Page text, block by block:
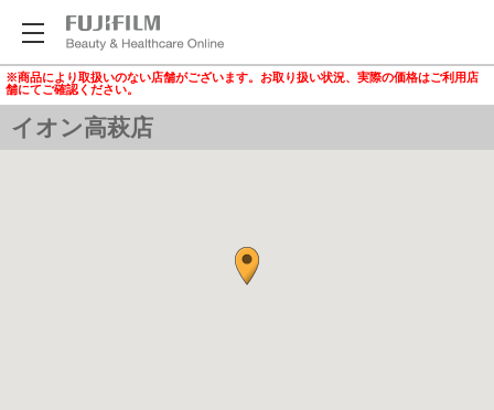
※商品により取扱いのない店舗がございます。お取り扱い状況、実際の価格はご利用店
舗にてご確認ください。
イオン高萩店